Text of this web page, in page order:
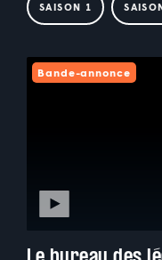
SAISON 1
Bande-annonce